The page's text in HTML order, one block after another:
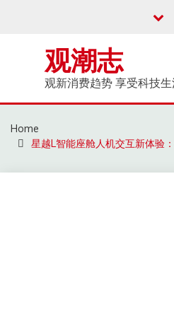
观潮志
观新消费趋势 享受科技
Home
星越L智能座舱人机交互新体验